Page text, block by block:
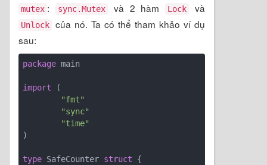
mutex : sync.Mutex và 2 hàm Lock và
Unlock
của nó. Ta có thể tham khảo ví dụ
sau:
package main
import (
"fmt"
"sync"
"time"
)
type SafeCounter struct {